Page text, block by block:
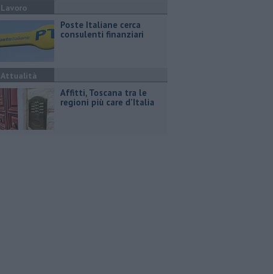
Lavoro
Poste Italiane cerca
consulenti finanziari
Attualità
Affitti, Toscana tra le
regioni più care d'Italia